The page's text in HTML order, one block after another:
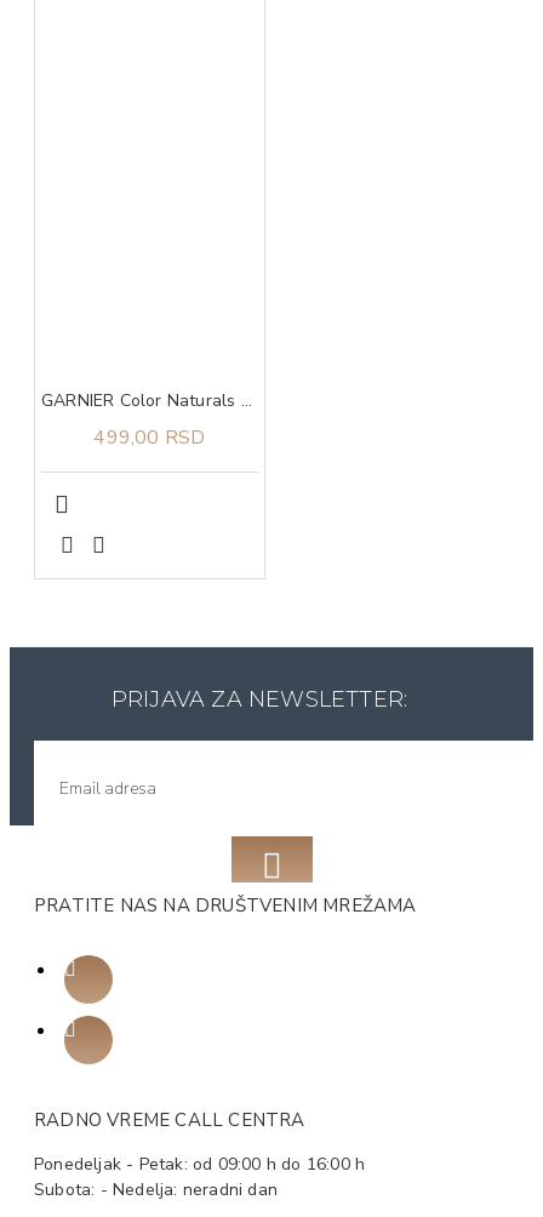
GARNIER Color Naturals 4.3 boja za kosu
499,00 RSD
PRIJAVA ZA NEWSLETTER:
PRATITE NAS NA DRUŠTVENIM MREŽAMA
RADNO VREME CALL CENTRA
Ponedeljak - Petak: od 09:00 h do 16:00 h
Subota: - Nedelja: neradni dan